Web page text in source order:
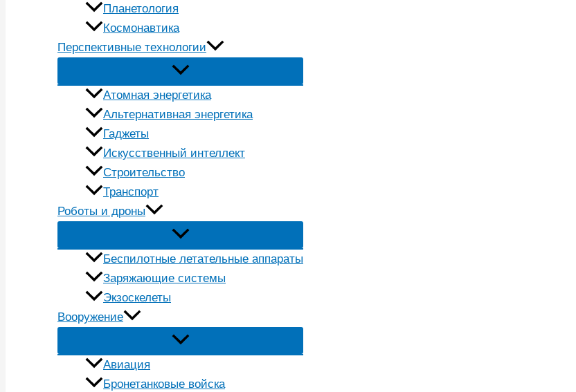
Планетология
Космонавтика
Перспективные технологии
Атомная энергетика
Альтернативная энергетика
Гаджеты
Искусственный интеллект
Строительство
Транспорт
Роботы и дроны
Беспилотные летательные аппараты
Заряжающие системы
Экзоскелеты
Вооружение
Авиация
Бронетанковые войска